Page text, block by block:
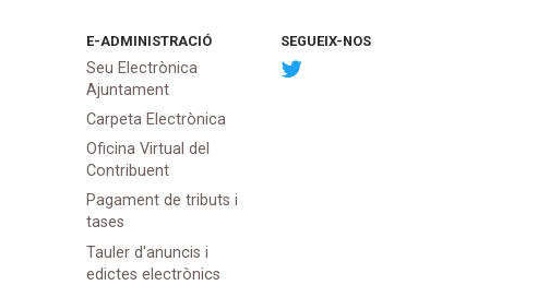
E-ADMINISTRACIÓ
Seu Electrònica
Ajuntament
Carpeta Electrònica
Oficina Virtual del
Contribuent
Pagament de tributs i
tases
Tauler d'anuncis i
edictes electrònics
SEGUEIX-NOS